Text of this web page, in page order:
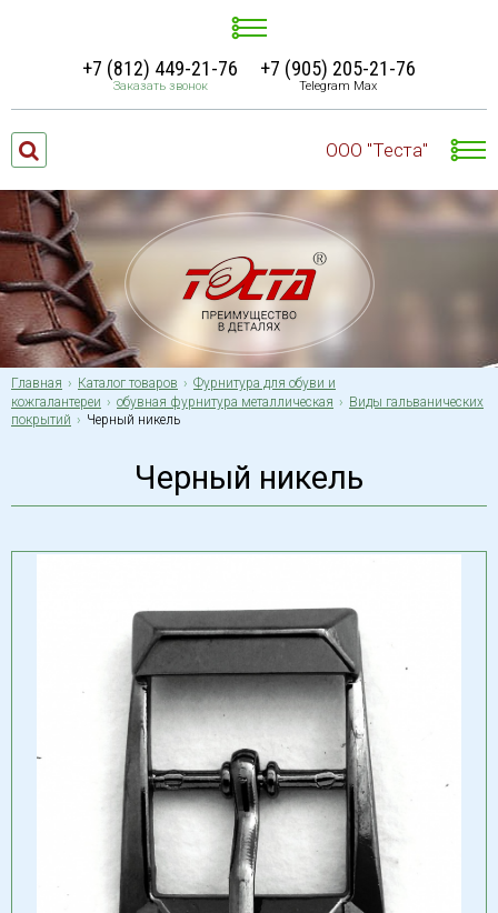
+7 (812) 449-21-76
Заказать звонок
+7 (905) 205-21-76
Telegram Max
ООО "Теста"
Главная Каталог товаров
Фурнитура для обуви и
кожгалантереи
обувная фурнитура металлическая
Виды гальванических
покрытий
Черный никель
Черный никель